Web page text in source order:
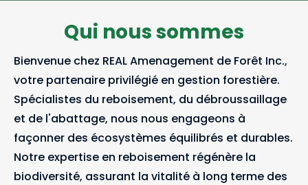
Qui nous sommes
Bienvenue chez REAL Amenagement de Forêt Inc.,
votre partenaire privilégié en gestion forestière.
Spécialistes du reboisement, du débroussaillage
et de l'abattage, nous nous engageons à
façonner des écosystèmes équilibrés et durables.
Notre expertise en reboisement régénère la
biodiversité, assurant la vitalité à long terme des